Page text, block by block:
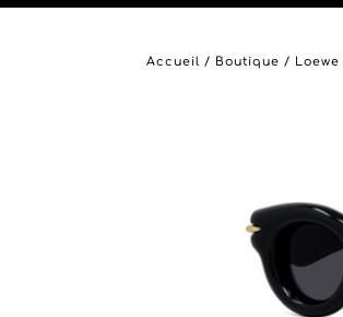
Accueil / Boutique / Loewe